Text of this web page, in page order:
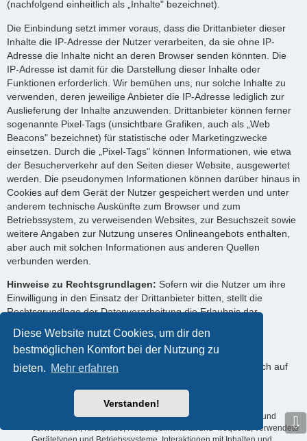
Diese Website nutzt Cookies, um dir den
bestmöglichen Komfort bei der Nutzung zu
bieten. Mehr erfahren
Verstanden!
(nachfolgend einheitlich als „Inhalte" bezeichnet).
Die Einbindung setzt immer voraus, dass die Drittanbieter dieser
Inhalte die IP-Adresse der Nutzer verarbeiten, da sie ohne IP-
Adresse die Inhalte nicht an deren Browser senden könnten. Die
IP-Adresse ist damit für die Darstellung dieser Inhalte oder
Funktionen erforderlich. Wir bemühen uns, nur solche Inhalte zu
verwenden, deren jeweilige Anbieter die IP-Adresse lediglich zur
Auslieferung der Inhalte anzuwenden. Drittanbieter können ferner
sogenannte Pixel-Tags (unsichtbare Grafiken, auch als „Web
Beacons" bezeichnet) für statistische oder Marketingzwecke
einsetzen. Durch die „Pixel-Tags" können Informationen, wie etwa
der Besucherverkehr auf den Seiten dieser Website, ausgewertet
werden. Die pseudonymen Informationen können darüber hinaus in
Cookies auf dem Gerät der Nutzer gespeichert werden und unter
anderem technische Auskünfte zum Browser und zum
Betriebssystem, zu verweisenden Websites, zur Besuchszeit sowie
weitere Angaben zur Nutzung unseres Onlineangebots enthalten,
aber auch mit solchen Informationen aus anderen Quellen
verbunden werden.
Hinweise zu Rechtsgrundlagen: Sofern wir die Nutzer um ihre
Einwilligung in den Einsatz der Drittanbieter bitten, stellt die
Rechtsgrundlage der Datenverarbeitung die Erlaubnis dar.
berechtigten Interessen (d. h. Interesse an effizienten,
wirtschaftlichen und empfängerfreundlichen Leistungen)
verarbeitet. In diesem Zusammenhang möchten wir Sie auch auf
Datenschutzerklärung hinweisen.
Verarbeitete Datenarten:Nutzungsdaten (z. B. Seitenaufrufe und
Verweildauer, Klickpfade, Nutzungsintensität und -frequenz, verwendete
⇩